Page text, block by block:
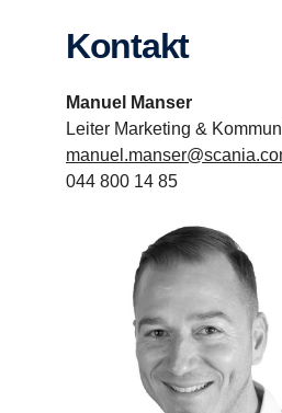
Kontakt
Manuel Manser
Leiter Marketing &
044 800 14 85